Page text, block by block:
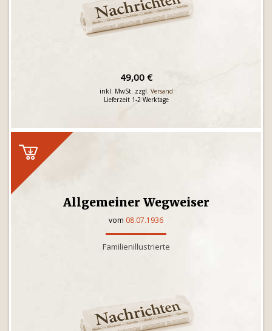
49,00 €
inkl. MwSt. zzgl. Versand
Lieferzeit 1-2 Werktage
Allgemeiner Wegweiser
vom 08.07.1936
Familienillustrierte